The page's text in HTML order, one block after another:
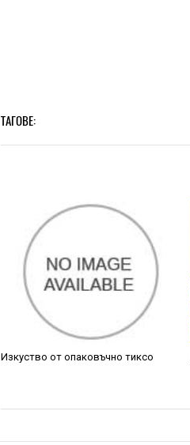
ТАГОВЕ:
Изкуство от опаковъчно тиксо